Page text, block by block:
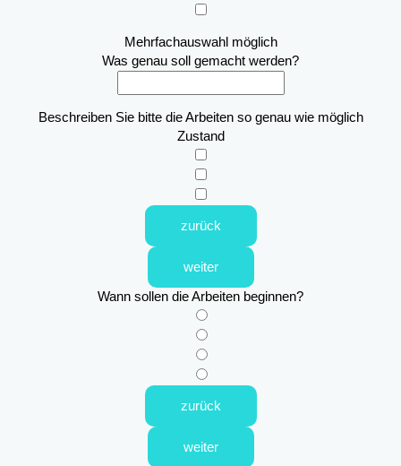
Mehrfachauswahl möglich
Was genau soll gemacht werden?
Beschreiben Sie bitte die Arbeiten so genau wie möglich
Zustand
zurück
weiter
Wann sollen die Arbeiten beginnen?
zurück
weiter